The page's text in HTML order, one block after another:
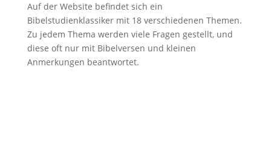
Auf der Website befindet sich ein
Bibelstudienklassiker mit 18 verschiedenen Themen.
Zu jedem Thema werden viele Fragen gestellt, und
diese oft nur mit Bibelversen und kleinen
Anmerkungen beantwortet.